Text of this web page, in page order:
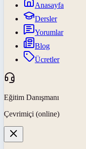
Anasayfa
Dersler
Yorumlar
Blog
Ücretler
Eğitim Danışmanı
Çevrimiçi (online)